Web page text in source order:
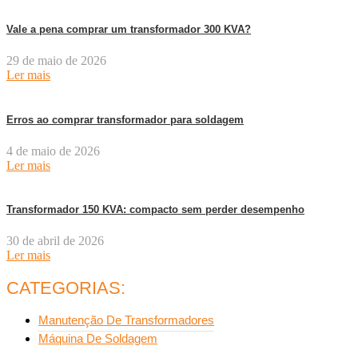
Vale a pena comprar um transformador 300 KVA?
29 de maio de 2026
Ler mais
Erros ao comprar transformador para soldagem
4 de maio de 2026
Ler mais
Transformador 150 KVA: compacto sem perder desempenho
30 de abril de 2026
Ler mais
CATEGORIAS:
Manutenção De Transformadores
Máquina De Soldagem